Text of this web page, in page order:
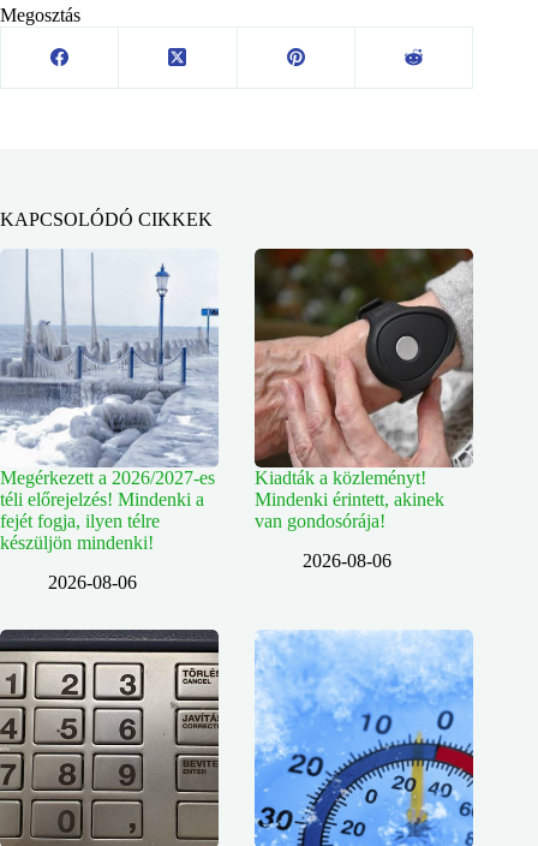
Megosztás
KAPCSOLÓDÓ CIKKEK
Megérkezett a 2026/2027-es
téli előrejelzés! Mindenki a
fejét fogja, ilyen télre
készüljön mindenki!
2026-08-06
Kiadták a közleményt!
Mindenki érintett, akinek
van gondosórája!
2026-08-06